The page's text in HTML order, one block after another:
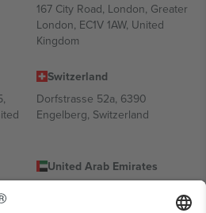
167 City Road, London, Greater
London, EC1V 1AW, United
Kingdom
Switzerland
Dorfstrasse 52a, 6390
Engelberg, Switzerland
United Arab Emirates
Building A1, Office 302, Dubai,